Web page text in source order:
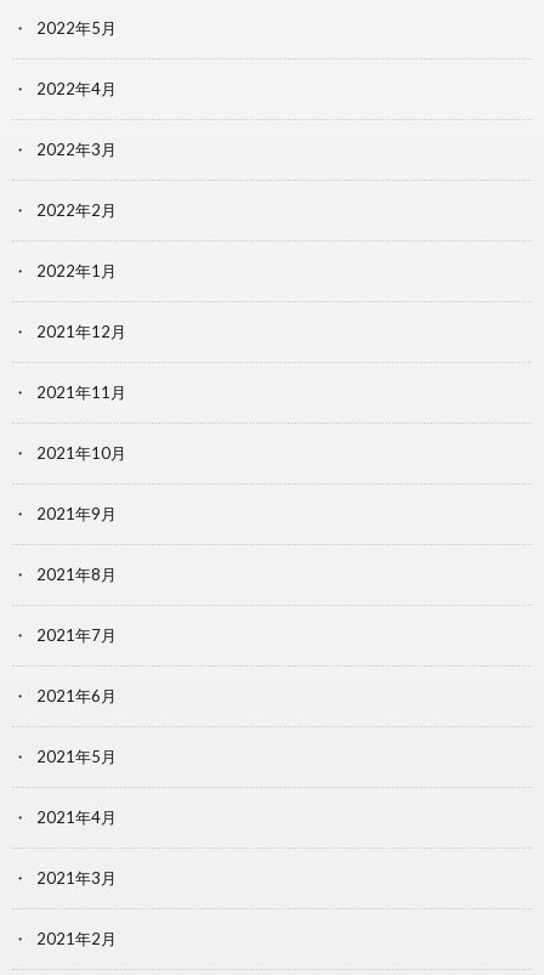
2022年5月
2022年4月
2022年3月
2022年2月
2022年1月
2021年12月
2021年11月
2021年10月
2021年9月
2021年8月
2021年7月
2021年6月
2021年5月
2021年4月
2021年3月
2021年2月